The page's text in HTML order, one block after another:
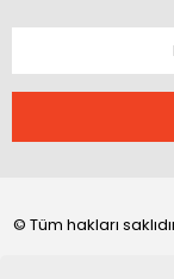
© Tüm hakları